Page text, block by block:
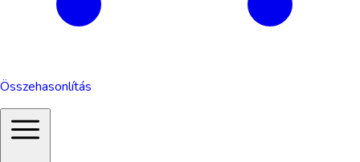
Összehasonlítás